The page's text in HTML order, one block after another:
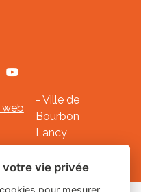
web
- Ville de
Bourbon
Lancy
des cookies
vie privée
pour mesurer